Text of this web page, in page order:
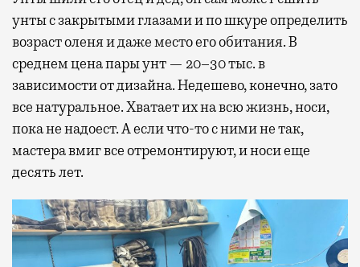
унты с закрытыми глазами и по шкуре определить
возраст оленя и даже место его обитания. В
среднем цена пары унт — 20–30 тыс. в
зависимости от дизайна. Недешево, конечно, зато
все натуральное. Хватает их на всю жизнь, носи,
пока не надоест. А если что-то с ними не так,
мастера вмиг все отремонтируют, и носи еще
десять лет.